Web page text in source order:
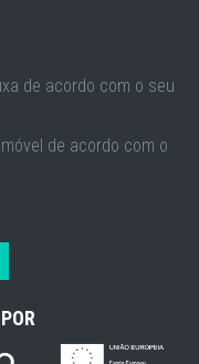
de acordo com o seu
de acordo com o